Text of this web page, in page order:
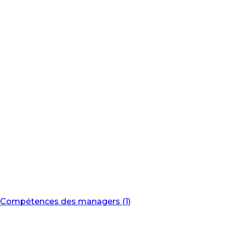
Compétences des managers (1)